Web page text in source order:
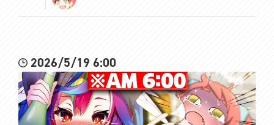
2026/5/19 6:00